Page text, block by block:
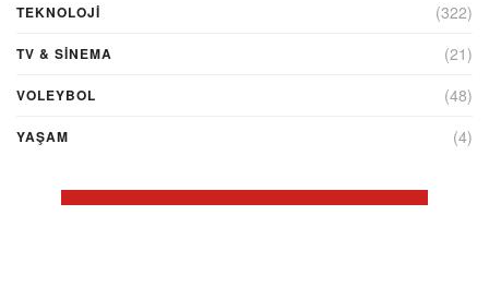
TEKNOLOJİ (322)
TV & SINEMA (21)
VOLEYBOL (48)
YAŞAM (4)